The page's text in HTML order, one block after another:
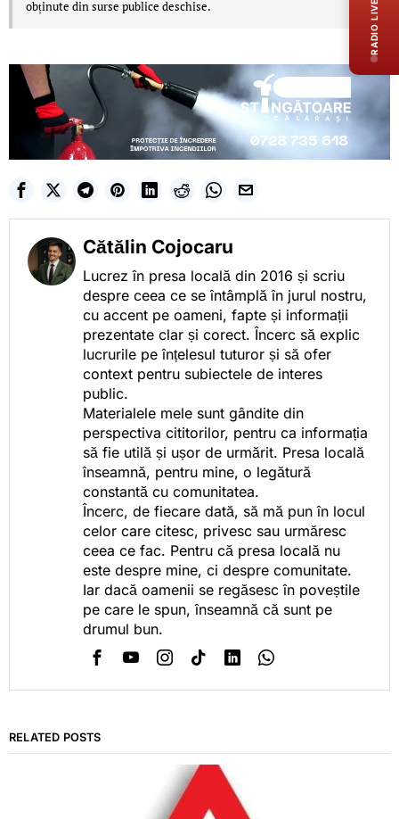
obținute din surse publice deschise.
Cătălin Cojocaru
Lucrez în presa locală din 2016 și scriu
despre ceea ce se întâmplă în jurul nostru,
cu accent pe oameni, fapte și informații
prezentate clar și corect. Încerc să explic
lucrurile pe înțelesul tuturor și să ofer
context pentru subiectele de interes
public.
Materialele mele sunt gândite din
perspectiva cititorilor, pentru ca informația
să fie utilă și ușor de urmărit. Presa locală
înseamnă, pentru mine, o legătură
constantă cu comunitatea.
Încerc, de fiecare dată, să mă pun în locul
celor care citesc, privesc sau urmăresc
ceea ce fac. Pentru că presa locală nu
este despre mine, ci despre comunitate.
Iar dacă oamenii se regăsesc în poveștile
pe care le spun, înseamnă că sunt pe
drumul bun.
RELATED POSTS
RADIO LIVE